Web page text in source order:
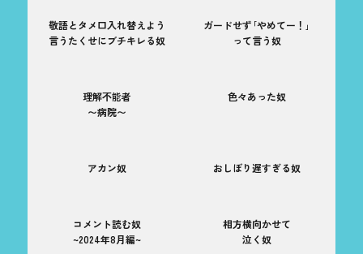
敬語とタメ口入れ替えよう
言うたくせにブチキレる奴
ガードせず｢やめてー！｣
って言う奴
理解不能者
〜病院〜
色々あった奴
アカン奴 おしぼり遅すぎる奴
コメント読む奴
~2024年8月編~
相方横向かせて
泣く奴